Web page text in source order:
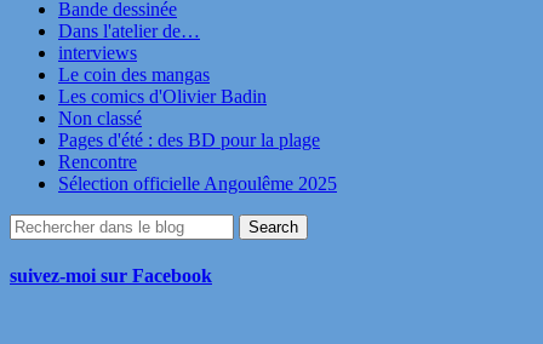
Bande dessinée
Dans l'atelier de…
interviews
Le coin des mangas
Les comics d'Olivier Badin
Non classé
Pages d'été : des BD pour la plage
Rencontre
Sélection officielle Angoulême 2025
suivez-moi sur Facebook